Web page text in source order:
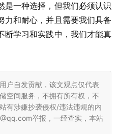
是一种选择，但我们必须认识
力和耐心，并且需要我们具备
断学习和实践中，我们才能真
户自发贡献，该文观点仅代表
空间服务，不拥有所有权，不
有涉嫌抄袭侵权/违法违规的内
举报，一经查实，本站